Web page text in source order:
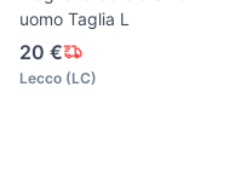
uomo Taglia L
20 €
Lecco (LC)